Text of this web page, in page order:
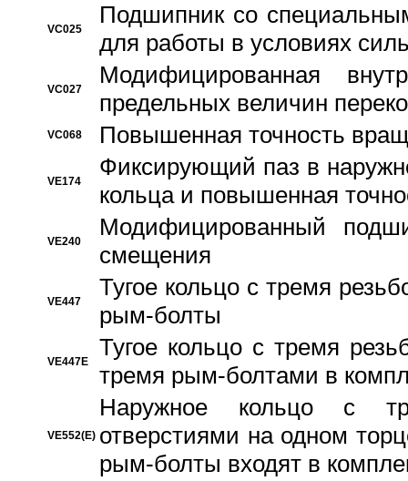
VC025
Подшипник со
для работы в условиях
VC027
Модифицированная
предельных величин
VC068 Повышенная точность
VE174
Фиксирующий паз в
кольца и повышенная
VE240
Модифицированный
смещения
VE447
Тугое кольцо с тремя
рым-болты
VE447E
Тугое кольцо с тремя
тремя рым-болтами в
VE552(E)
Наружное кольцо с
отверстиями на одном
рым-болты входят в